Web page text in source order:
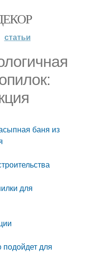
статьи
баня из
для
для